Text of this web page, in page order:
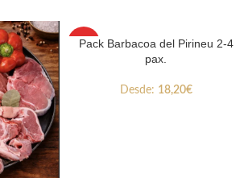
HOT
Pack Barbacoa del Pirineu 2-4
pax.
Desde: 18,20€